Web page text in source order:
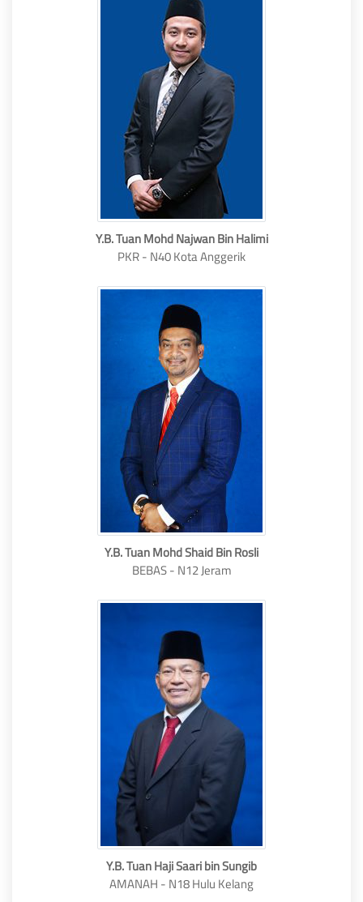
Y.B. Tuan Mohd Najwan Bin Halimi
PKR - N40 Kota Anggerik
Y.B. Tuan Mohd Shaid Bin Rosli
BEBAS - N12 Jeram
Y.B. Tuan Haji Saari bin Sungib
AMANAH - N18 Hulu Kelang